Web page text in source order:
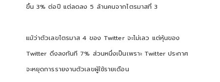
ขึ้น 3% ต่อปี แต่ลดลง 5 ล้านคนจากไตรมาสที่ 3
แม้ว่าตัวเลขไตรมาส 4 ของ Twitter จะไม่เลว แต่หุ้นของ
Twitter ดิ่งลงทันที 7% ส่วนหนึ่งเป็นเพราะ Twitter ประกาศ
จะหยุดการรายงานตัวเลขผู้ใช้รายเดือน